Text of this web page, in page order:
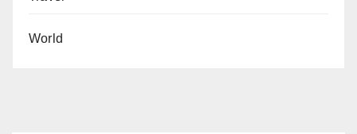
World